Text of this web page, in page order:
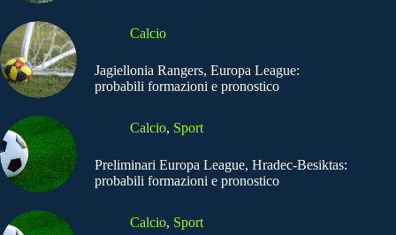
Calcio
Jagiellonia Rangers, Europa League:
probabili formazioni e pronostico
Calcio, Sport
Preliminari Europa League, Hradec-Besiktas:
probabili formazioni e pronostico
Calcio, Sport